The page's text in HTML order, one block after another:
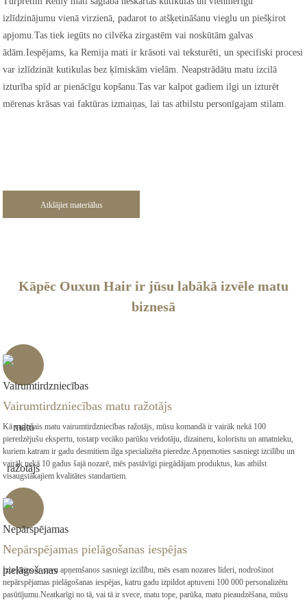
izlīdzinājumu vienā virzienā, padarot to atšķetināšanu vieglu un piešķirot
apjomu.Tas tiek iegūts no cilvēka zirgastēm vai noskūtām galvas
ādām.Iespējams, ka Remija mati ir krāsoti vai teksturēti, un specifiski procesi
var izlīdzināt kutikulas bez ķīmiskām vielām. Neapstrādātu matu izcilā
izturība spīd ar pienācīgu kopšanu.Tas var kalpot gadiem ilgi un izturēt
mērenas krāsas vai faktūras izmaiņas, lai tas atbilstu personīgajam stilam.
Atklājiet materiālus
Kāpēc Ouxun Hair ir jūsu labākā izvēle matu
biznesā
Vairumtirdzniecības matu ražotājs
Kā vadošais matu vairumtirdzniecības ražotājs, mūsu komandā ir vairāk nekā 100
pieredzējušu ekspertu, tostarp vecāko parūku veidotāju, dizaineru, koloristu un amatnieku,
kuriem katram ir gadu desmitiem ilga specializēta pieredze.Apņemoties sasniegt izcilību un
vairāk nekā 10 gadus šajā nozarē, mēs pastāvīgi piegādājam produktus, kas atbilst
visaugstākajiem kvalitātes standartiem.
Nepārspējamas pielāgošanas iespējas
Izceļoties ar savu apņemšanos sasniegt izcilību, mēs esam nozares līderi, nodrošinot
nepārspējamas pielāgošanas iespējas, katru gadu izpildot aptuveni 100 000 personalizētu
pasūtījumu.Neatkarīgi no tā, vai tā ir svece, matu tope, parūka, matu pieaudzēšana, mūsu